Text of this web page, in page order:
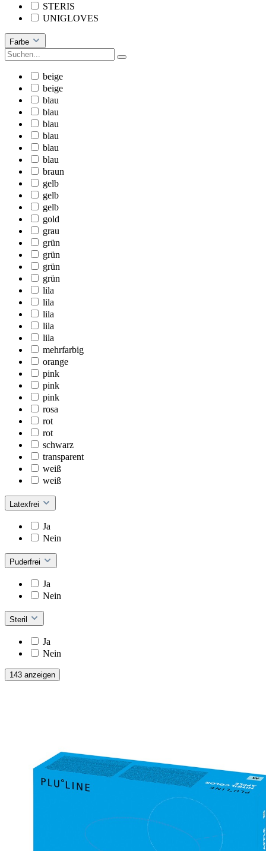
STERIS
UNIGLOVES
Farbe
beige
beige
blau
blau
blau
blau
blau
blau
braun
gelb
gelb
gelb
gold
grau
grün
grün
grün
grün
lila
lila
lila
lila
lila
mehrfarbig
orange
pink
pink
pink
rosa
rot
rot
schwarz
transparent
weiß
weiß
Latexfrei
Ja
Nein
Puderfrei
Ja
Nein
Steril
Ja
Nein
143 anzeigen